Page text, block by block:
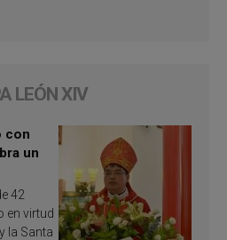
LEÓN XIV
con
un
42
en virtud
la Santa